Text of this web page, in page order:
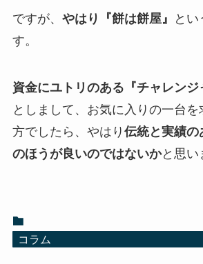
ですが、 やはり『餅は餅屋』
とい
す。
資金にユトリのある『チャレンジ
としまして、お気に入りの一台を
方でしたら、やはり 伝統と実績の
のほうが良いのではないかと思い
コラム